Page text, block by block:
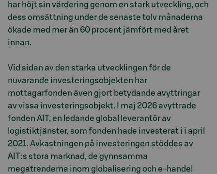
har höjt sin värdering genom en stark utveckling, och
dess omsättning under de senaste tolv månaderna
ökade med mer än 60 procent jämfört med året
innan.
Vid sidan av den starka utvecklingen för de
nuvarande investeringsobjekten har
mottagarfonden även gjort betydande avyttringar
av vissa investeringsobjekt. I maj 2026 avyttrade
fonden AIT, en ledande global leverantör av
logistiktjänster, som fonden hade investerat i i april
2021. Avkastningen på investeringen stöddes av
AIT:s stora marknad, de gynnsamma
megatrenderna inom globalisering och e-handel